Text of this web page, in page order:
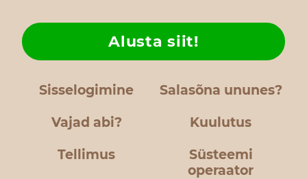
Sisselogimine Salasõna ununes?
Vajad abi?
Alusta siit!
Kuulutus
Tellimus
Süsteemi
operaator